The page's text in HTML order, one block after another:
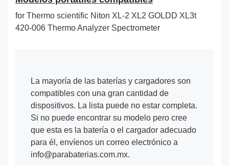
for Thermo scientific Niton XL-2 XL2 GOLDD XL3t
420-006 Thermo Analyzer Spectrometer
La mayoría de las baterías y cargadores son
compatibles con una gran cantidad de
dispositivos. La lista puede no estar completa.
Si no puede encontrar su modelo pero cree
que esta es la batería o el cargador adecuado
para él, envíenos un correo electrónico a
info@parabaterias.com.mx.